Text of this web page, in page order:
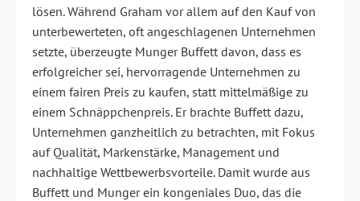
lösen. Während Graham vor allem auf den Kauf von
unterbewerteten, oft angeschlagenen Unternehmen
setzte, überzeugte Munger Buffett davon, dass es
erfolgreicher sei, hervorragende Unternehmen zu
einem fairen Preis zu kaufen, statt mittelmäßige zu
einem Schnäppchenpreis. Er brachte Buffett dazu,
Unternehmen ganzheitlich zu betrachten, mit Fokus
auf Qualität, Markenstärke, Management und
nachhaltige Wettbewerbsvorteile. Damit wurde aus
Buffett und Munger ein kongeniales Duo, das die